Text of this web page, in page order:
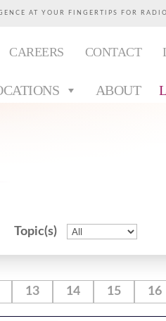
AT YOUR FINGERTIPS FOR
CAREERS CONTACT
ABOUT
Topic(s)
13 14 15 16